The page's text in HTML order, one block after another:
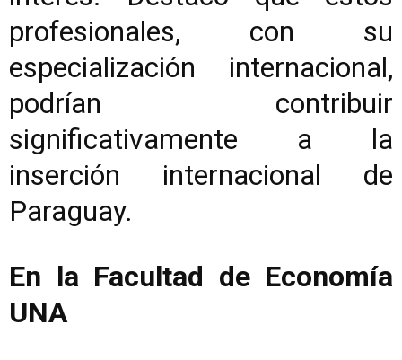
profesionales, con su
especialización internacional,
podrían contribuir
significativamente a la
inserción internacional de
Paraguay.
En la Facultad de Economía
UNA